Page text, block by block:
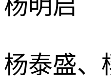
杨明启
杨泰盛、